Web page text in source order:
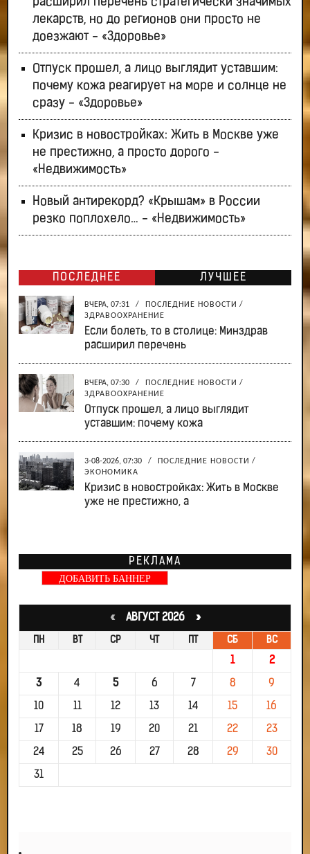
расширил перечень стратегически значимых
лекарств, но до регионов они просто не
доезжают - «Здоровье»
Отпуск прошел, а лицо выглядит уставшим:
почему кожа реагирует на море и солнце не
сразу - «Здоровье»
Кризис в новостройках: Жить в Москве уже
не престижно, а просто дорого -
«Недвижимость»
Новый антирекорд? «Крышам» в России
резко поплохело… - «Недвижимость»
ПОСЛЕДНЕЕ ЛУЧШЕЕ
ВЧЕРА, 07:31 / ПОСЛЕДНИЕ НОВОСТИ /
ЗДРАВООХРАНЕНИЕ
Если болеть, то в столице: Минздрав
расширил перечень
ВЧЕРА, 07:30 / ПОСЛЕДНИЕ НОВОСТИ /
ЗДРАВООХРАНЕНИЕ
Отпуск прошел, а лицо выглядит
уставшим: почему кожа
3-08-2026, 07:30 / ПОСЛЕДНИЕ НОВОСТИ /
ЭКОНОМИКА
Кризис в новостройках: Жить в Москве
уже не престижно, а
РЕКЛАМА
ДОБАВИТЬ БАННЕР
«АВГУСТ 2026 »
ПН ВТ СР ЧТ ПТ СБ ВС
1 2
3 4 5 6 7 8 9
10 11 12 13 14 15 16
17 18 19 20 21 22 23
24 25 26 27 28 29 30
31